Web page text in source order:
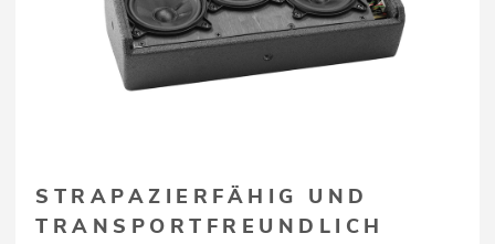
STRAPAZIERFÄHIG UND
TRANSPORTFREUNDLICH